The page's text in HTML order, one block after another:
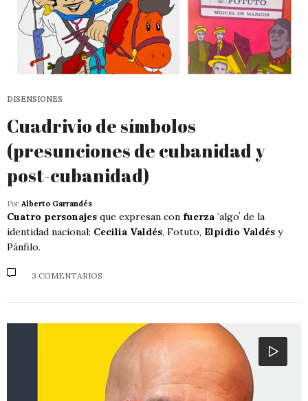
DISENSIONES
Cuadrivio de símbolos
(presunciones de cubanidad y
post-cubanidad)
Por Alberto Garrandés
Cuatro personajes que expresan con fuerza ʻalgoʼ de la
identidad nacional: Cecilia Valdés, Fotuto, Elpidio Valdés y
Pánfilo.
3 COMENTARIOS